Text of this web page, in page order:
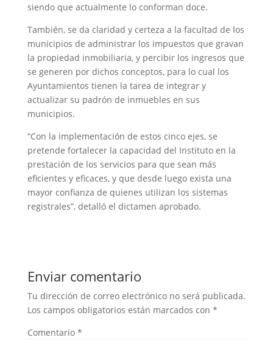
siendo que actualmente lo conforman doce.
También, se da claridad y certeza a la facultad de los
municipios de administrar los impuestos que gravan
la propiedad inmobiliaria, y percibir los ingresos que
se generen por dichos conceptos, para lo cual los
Ayuntamientos tienen la tarea de integrar y
actualizar su padrón de inmuebles en sus
municipios.
“Con la implementación de estos cinco ejes, se
pretende fortalecer la capacidad del Instituto en la
prestación de los servicios para que sean más
eficientes y eficaces, y que desde luego exista una
mayor confianza de quienes utilizan los sistemas
registrales”, detalló el dictamen aprobado.
Enviar comentario
Tu dirección de correo electrónico no será publicada.
Los campos obligatorios están marcados con *
Comentario *